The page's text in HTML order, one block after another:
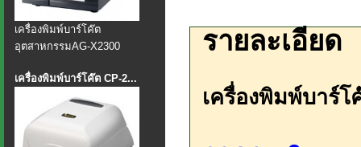
เครื่องพิมพ์บาร์โค๊ต
อุตสาหกรรมAG-X2300
เครื่องพิมพ์บาร์โค๊ต CP-2...
รายละเอียด
เครื่องพิมพ์บาร์